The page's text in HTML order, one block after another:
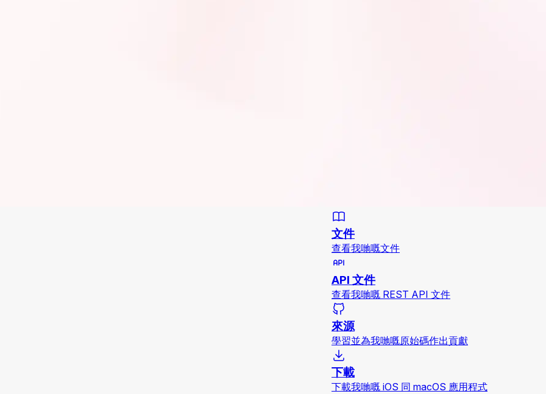
文件
查看我哋嘅文件
API 文件
查看我哋嘅 REST API 文件
來源
學習並為我哋嘅原始碼作出貢獻
下載
下載我哋嘅 iOS 同 macOS 應用程式